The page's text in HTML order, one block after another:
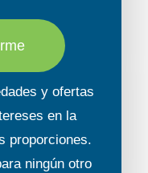
y ofertas
en la
proporciones.
ningún otro